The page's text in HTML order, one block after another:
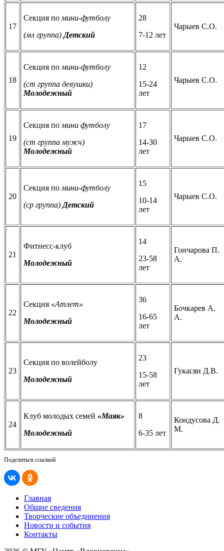
17
Секция помини-футболу
(мл группа)Детский
28
7-12 лет
Чарыев С.О.
18
Секция помини-футболу
(ст группа девушки)
Молодежный
12
15-24
лет
Чарыев С.О.
19
Секция помини футболу
(ст группа мужч)
Молодежный
17
14-30
лет
Чарыев С.О.
20
Секция помини-футболу
(ср группа)Детский
15
10-14
лет
Чарыев С.О.
21
Фитнесс-клуб
Молодежный
14
23-58
лет
Гончарова П.
А.
22
Секция «Атлет»
Молодежный
36
16-65
лет
Бочкарев А.
А.
23
Секция по волейболу
Молодежный
23
15-58
лет
Гукасян Д.В.
24
Клуб молодых семей «Маяк»
Молодежный
8
6-35 лет
Кондусова Д.
М.
Поделиться ссылкой
Главная
Общие сведения
Творческие объединения
Новости и события
Контакты